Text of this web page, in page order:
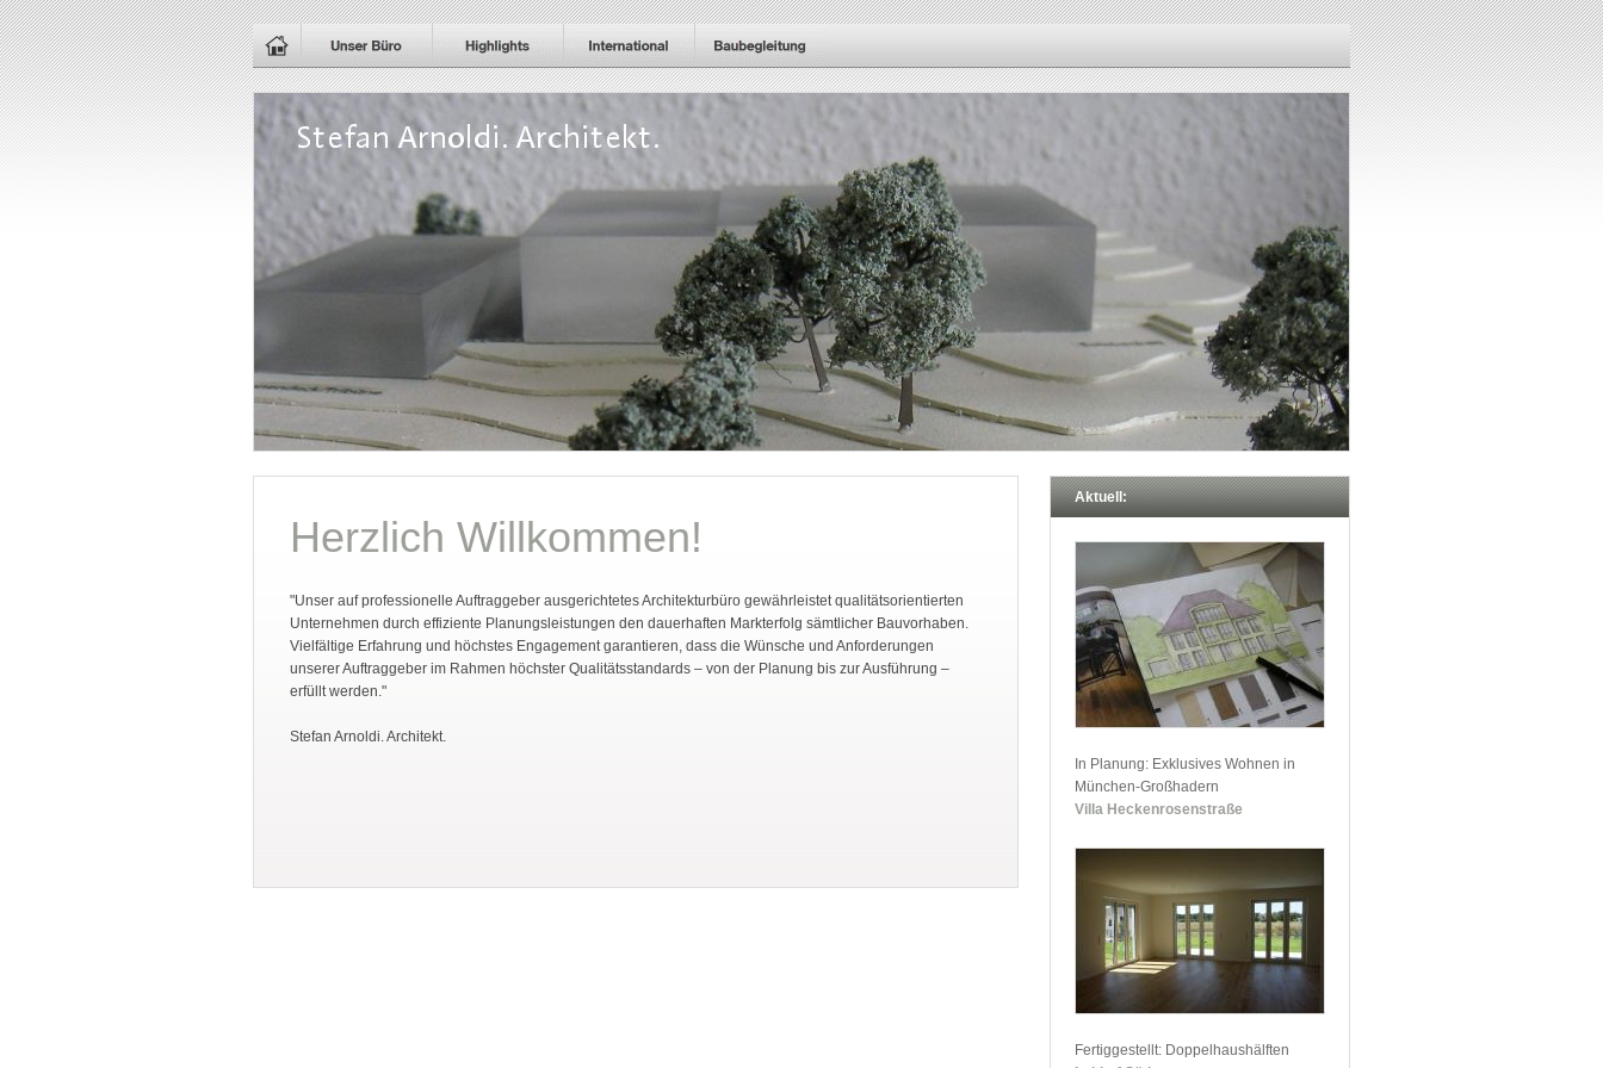
Herzlich Willkommen!
"Unser auf professionelle Auftraggeber ausgerichtetes Architekturbüro gewährleistet qualitätsorientierten
Unternehmen durch effiziente Planungsleistungen den dauerhaften Markterfolg sämtlicher Bauvorhaben.
Vielfältige Erfahrung und höchstes Engagement garantieren, dass die Wünsche und Anforderungen
unserer Auftraggeber im Rahmen höchster Qualitätsstandards – von der Planung bis zur Ausführung –
erfüllt werden."
Stefan Arnoldi. Architekt.
Aktuell:
In Planung: Exklusives Wohnen in
München-Großhadern
Villa Heckenrosenstraße
Fertiggestellt: Doppelhaushälften